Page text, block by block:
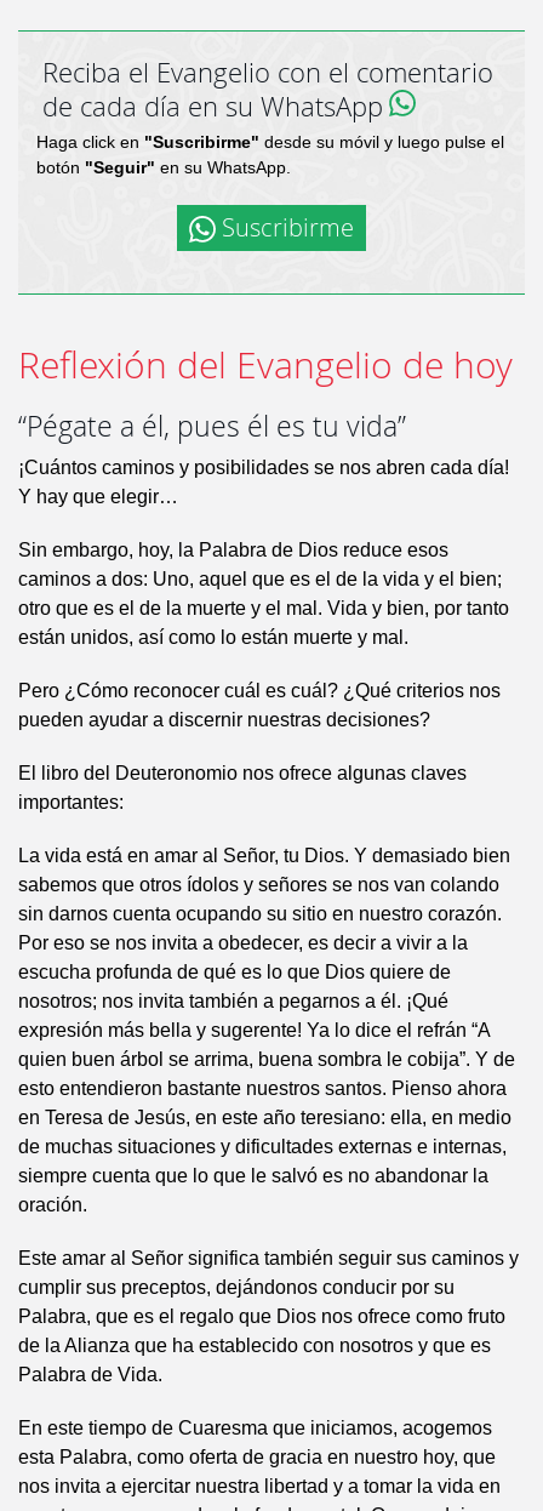
Reciba el Evangelio con el comentario
de cada día en su WhatsApp
Haga click en "Suscribirme" desde su móvil y luego pulse el
botón "Seguir" en su WhatsApp.
Suscribirme
Reflexión del Evangelio de hoy
“Pégate a él, pues él es tu vida”
¡Cuántos caminos y posibilidades se nos abren cada día!
Y hay que elegir…
Sin embargo, hoy, la Palabra de Dios reduce esos
caminos a dos: Uno, aquel que es el de la vida y el bien;
otro que es el de la muerte y el mal. Vida y bien, por tanto
están unidos, así como lo están muerte y mal.
Pero ¿Cómo reconocer cuál es cuál? ¿Qué criterios nos
pueden ayudar a discernir nuestras decisiones?
El libro del Deuteronomio nos ofrece algunas claves
importantes:
La vida está en amar al Señor, tu Dios. Y demasiado bien
sabemos que otros ídolos y señores se nos van colando
sin darnos cuenta ocupando su sitio en nuestro corazón.
Por eso se nos invita a obedecer, es decir a vivir a la
escucha profunda de qué es lo que Dios quiere de
nosotros; nos invita también a pegarnos a él. ¡Qué
expresión más bella y sugerente! Ya lo dice el refrán “A
quien buen árbol se arrima, buena sombra le cobija”. Y de
esto entendieron bastante nuestros santos. Pienso ahora
en Teresa de Jesús, en este año teresiano: ella, en medio
de muchas situaciones y dificultades externas e internas,
siempre cuenta que lo que le salvó es no abandonar la
oración.
Este amar al Señor significa también seguir sus caminos y
cumplir sus preceptos, dejándonos conducir por su
Palabra, que es el regalo que Dios nos ofrece como fruto
de la Alianza que ha establecido con nosotros y que es
Palabra de Vida.
En este tiempo de Cuaresma que iniciamos, acogemos
esta Palabra, como oferta de gracia en nuestro hoy, que
nos invita a ejercitar nuestra libertad y a tomar la vida en